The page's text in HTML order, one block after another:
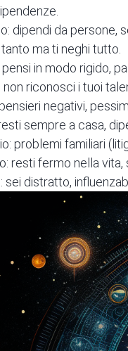
dipendi da persone,
ma ti neghi tutto.
in modo rigido,
non riconosci i tuoi
negativi,
sempre a casa,
problemi familiari
resti fermo nella vita,
sei distratto,